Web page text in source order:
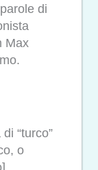
di
Max
“turco”
o